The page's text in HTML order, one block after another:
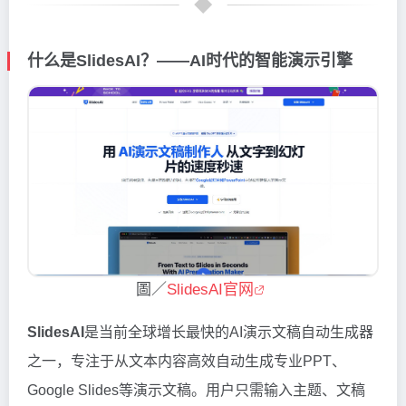
什么是SlidesAI？——AI时代的智能演示引擎
圖／SlidesAI官网
SlidesAI 是当前全球增长最快的AI演示文稿自动生成器
之一，专注于从文本内容高效自动生成专业PPT、
Google Slides等演示文稿。用户只需输入主题、文稿